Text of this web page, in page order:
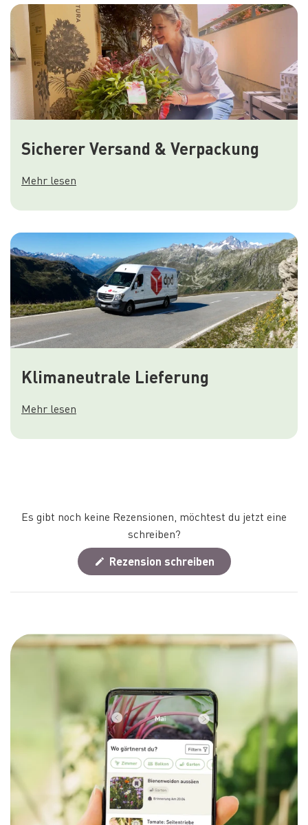
Sicherer Versand & Verpackung
Mehr lesen
Klimaneutrale Lieferung
Mehr lesen
Es gibt noch keine Rezensionen, möchtest du jetzt eine
schreiben?
Rezension schreiben(Wird
in
neuen